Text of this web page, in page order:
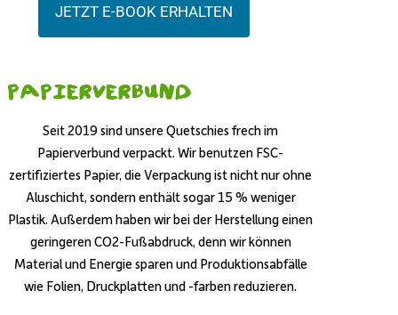
JETZT E-BOOK ERHALTEN
Papierverbund
Seit 2019 sind unsere Quetschies frech im
Papierverbund verpackt. Wir benutzen FSC-
zertifiziertes Papier, die Verpackung ist nicht nur ohne
Aluschicht, sondern enthält sogar 15 % weniger
Plastik. Außerdem haben wir bei der Herstellung einen
geringeren CO2-Fußabdruck, denn wir können
Material und Energie sparen und Produktionsabfälle
wie Folien, Druckplatten und -farben reduzieren.